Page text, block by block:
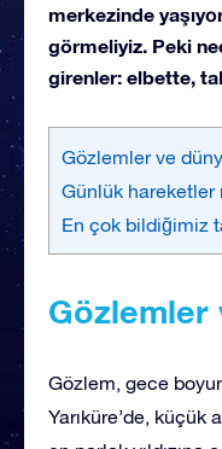
merkezinde
görmeliyiz. Peki
girenler: elbette,
Gözlemler ve
Günlük hareketler
En çok bildiğimiz
Gözlemler
Gözlem, gece
Yarıküre’de, küçük